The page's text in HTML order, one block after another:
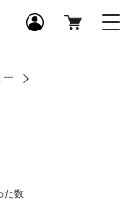
ー
た数